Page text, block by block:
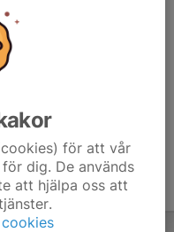
för att vår
dig. De används
att hjälpa oss att